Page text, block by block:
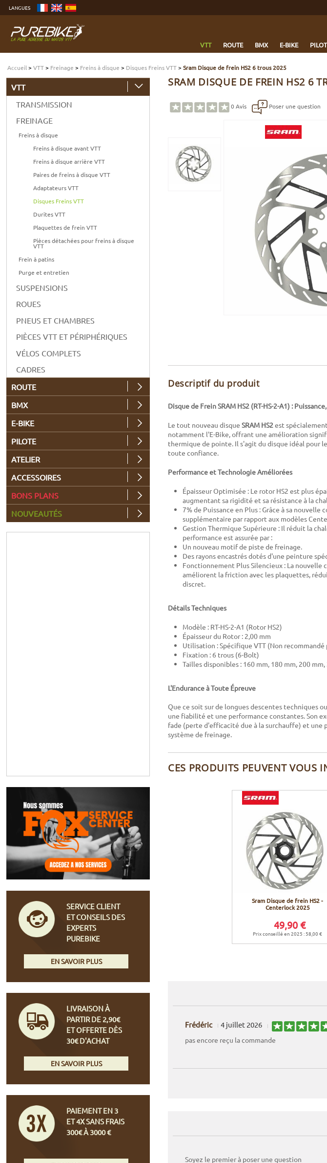
contenu
menu
Aller
LANGUES
VTT ROUTE BMX E-BIKE
Accueil >VTT> Freinage > Freins à disque > Disques Freins VTT>Sram Disque de frein HS2 6 trous 2025
SRAM DISQUE DE FREIN HS2 6
0 Avis Poser une question
Descriptif du produit
Disque de Frein SRAM HS2 (RT-HS-2-A1) :
Le tout nouveau disque SRAM HS2est
notamment l'E-Bike, offrant une amélioration
thermique de pointe. Il s'agit du disque idéal pour
toute confiance.
Performance et Technologie Améliorées
Épaisseur Optimisée : Le rotor HS2 est plus
augmentant sa rigidité et sa résistance à la
7% de Puissance en Plus : Grâce à sa
supplémentaire par rapport aux modèles
Gestion Thermique Supérieure : Il réduit la
performance est assurée par :
Un nouveau motif de piste de freinage.
Des rayons encastrés dotés d'une peinture
Fonctionnement Plus Silencieux : La
améliorent la friction avec les plaquettes,
discret.
Détails Techniques
Modèle : RT-HS-2-A1 (Rotor HS2)
Épaisseur du Rotor : 2,00 mm
Utilisation : Spécifique VTT (Non recommandé
Fixation : 6 trous (6-Bolt)
Tailles disponibles : 160 mm, 180 mm, 200
L'Endurance à Toute Épreuve
Que ce soit sur de longues descentes techniques
une fiabilité et une performance constantes. Son
fade (perte d'efficacité due à la surchauffe) et
système de freinage.
CES PRODUITS PEUVENT VOUS
Sram Disque de frein HS2 -
Centerlock 2025
49,90 €
Prix conseillé en 2025 : 58,00 €
Frédéric 4 juillet 2026
pas encore reçu la commande
Soyez le premier à poser une question
VTT
TRANSMISSION
FREINAGE
Freins à disque
Freins à disque avant VTT
Freins à disque arrière VTT
Paires de freins à disque VTT
Adaptateurs VTT
Disques Freins VTT
Durites VTT
Plaquettes de frein VTT
Pièces détachées pour freins à disque
VTT
Frein à patins
Purge et entretien
SUSPENSIONS
ROUES
PNEUS ET CHAMBRES
PIÈCES VTT ET PÉRIPHÉRIQUES
VÉLOS COMPLETS
CADRES
ROUTE
BMX
E-BIKE
PILOTE
ATELIER
ACCESSOIRES
BONS PLANS
NOUVEAUTÉS
SERVICE CLIENT
ET CONSEILS DES
EXPERTS
PUREBIKE
EN SAVOIR PLUS
LIVRAISON À
PARTIR DE 2,90€
ET OFFERTE DÈS
30€ D'ACHAT
EN SAVOIR PLUS
PAIEMENT EN 3
ET 4X SANS FRAIS
300€ À 3000 €